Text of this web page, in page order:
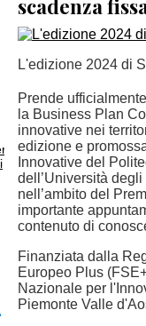
scadenza
L'edizione 2024 di
Prende
la Business Plan
innovative nei
edizione e
Innovative del
dell’Università
nell’ambito del
importante
contenuto di
Finanziata dalla
Europeo Plus
Nazionale per
Piemonte Valle